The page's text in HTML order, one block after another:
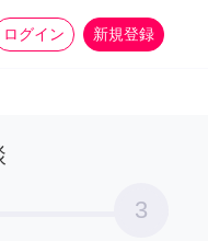
ログイン 新規登録
家事 more_horiz
3